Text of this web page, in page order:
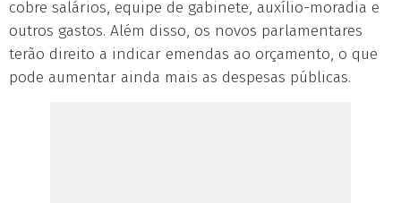
cobre salários, equipe de gabinete, auxílio-moradia e
outros gastos. Além disso, os novos parlamentares
terão direito a indicar emendas ao orçamento, o que
pode aumentar ainda mais as despesas públicas.